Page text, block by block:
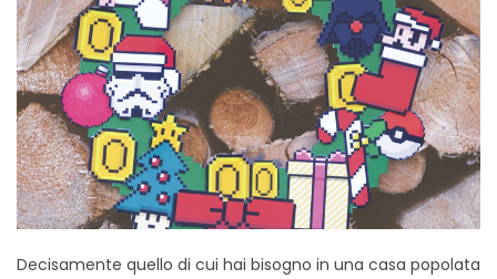
Decisamente quello di cui hai bisogno in una casa popolata